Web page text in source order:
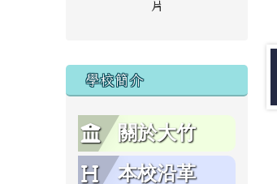
片
學校簡介
關於大竹
本校沿革